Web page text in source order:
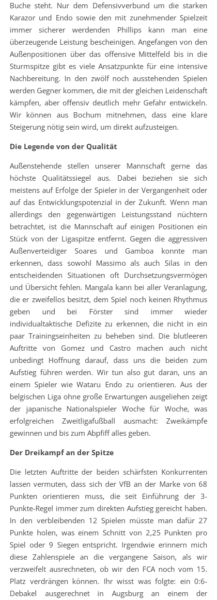
Buche steht. Nur dem Defensivverbund um die starken
Karazor und Endo sowie den mit zunehmender Spielzeit
immer sicherer werdenden Phillips kann man eine
überzeugende Leistung bescheinigen. Angefangen von den
Außenpositionen über das offensive Mittelfeld bis in die
Sturmspitze gibt es viele Ansatzpunkte für eine intensive
Nachbereitung. In den zwölf noch ausstehenden Spielen
werden Gegner kommen, die mit der gleichen Leidenschaft
kämpfen, aber offensiv deutlich mehr Gefahr entwickeln.
Wir können aus Bochum mitnehmen, dass eine klare
Steigerung nötig sein wird, um direkt aufzusteigen.
Die Legende von der Qualität
Außenstehende stellen unserer Mannschaft gerne das
höchste Qualitätssiegel aus. Dabei beziehen sie sich
meistens auf Erfolge der Spieler in der Vergangenheit oder
auf das Entwicklungspotenzial in der Zukunft. Wenn man
allerdings den gegenwärtigen Leistungsstand nüchtern
betrachtet, ist die Mannschaft auf einigen Positionen ein
Stück von der Ligaspitze entfernt. Gegen die aggressiven
Außenverteidiger Soares und Gamboa konnte man
erkennen, dass sowohl Massimo als auch Silas in den
entscheidenden Situationen oft Durchsetzungsvermögen
und Übersicht fehlen. Mangala kann bei aller Veranlagung,
die er zweifellos besitzt, dem Spiel noch keinen Rhythmus
geben und bei Förster sind immer wieder
individualtaktische Defizite zu erkennen, die nicht in ein
paar Trainingseinheiten zu beheben sind. Die blutleeren
Auftritte von Gomez und Castro machen auch nicht
unbedingt Hoffnung darauf, dass uns die beiden zum
Aufstieg führen werden. Wir tun also gut daran, uns an
einem Spieler wie Wataru Endo zu orientieren. Aus der
belgischen Liga ohne große Erwartungen ausgeliehen zeigt
der japanische Nationalspieler Woche für Woche, was
erfolgreichen Zweitligafußball ausmacht: Zweikämpfe
gewinnen und bis zum Abpfiff alles geben.
Der Dreikampf an der Spitze
Die letzten Auftritte der beiden schärfsten Konkurrenten
lassen vermuten, dass sich der VfB an der Marke von 68
Punkten orientieren muss, die seit Einführung der 3-
Punkte-Regel immer zum direkten Aufstieg gereicht haben.
In den verbleibenden 12 Spielen müsste man dafür 27
Punkte holen, was einem Schnitt von 2,25 Punkten pro
Spiel oder 9 Siegen entspricht. Irgendwie erinnern mich
diese Zahlenspiele an die vergangene Saison, als wir
verzweifelt ausrechneten, ob wir den FCA noch vom 15.
Platz verdrängen können. Ihr wisst was folgte: ein 0:6-
Debakel ausgerechnet in Augsburg an einem der